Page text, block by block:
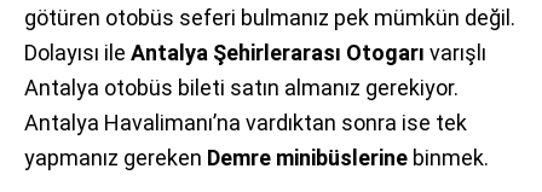
götüren otobüs seferi bulmanız pek mümkün değil.
Dolayısı ile Antalya Şehirlerarası Otogarı varışlı
Antalya otobüs bileti satın almanız gerekiyor.
Antalya Havalimanı’na vardıktan sonra ise tek
yapmanız gereken Demre minibüslerine binmek.